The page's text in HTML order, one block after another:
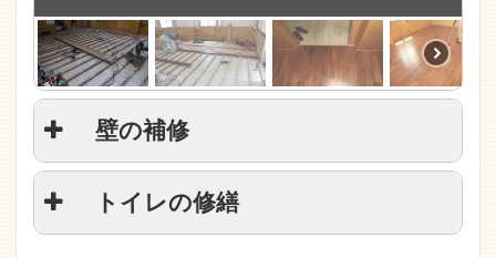
壁の補修
トイレの修繕